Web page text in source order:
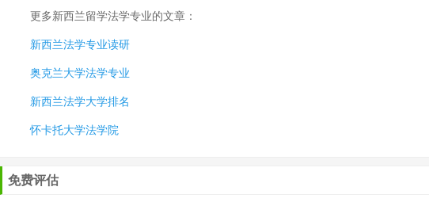
更多新西兰留学法学专业的文章：
新西兰法学专业读研
奥克兰大学法学专业
新西兰法学大学排名
怀卡托大学法学院
免费评估